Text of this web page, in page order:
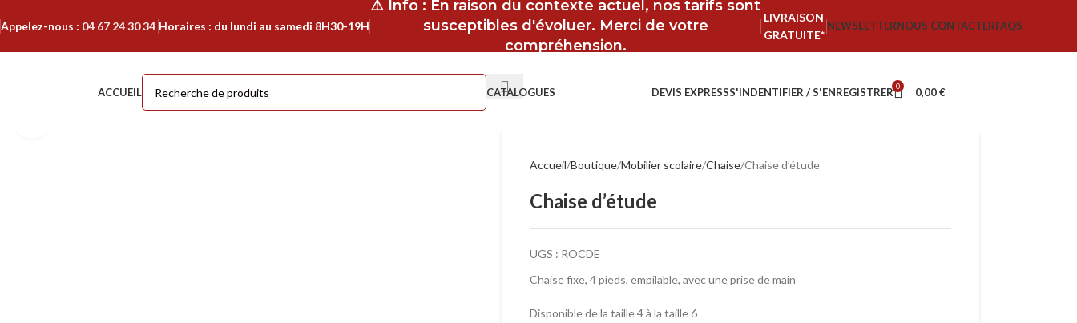
Appelez-nous : 04 67 24 30 34 Horaires : du lundi au samedi 8H30-19H
⚠️ Info : En raison du contexte actuel, nos tarifs sont
susceptibles d'évoluer. Merci de votre
compréhension.
LIVRAISON
GRATUITE*
NEWSLETTERNOUS CONTACTERFAQS
ACCUEIL CATALOGUES DEVIS EXPRESSS'INDENTIFIER / S'ENREGISTRER 0 0,00€
Accueil Boutique Mobilier scolaire Chaise Chaise d’étude
Chaise d’étude
UGS : ROCDE
Chaise fixe, 4 pieds, empilable, avec une prise de main
Disponible de la taille 4 à la taille 6